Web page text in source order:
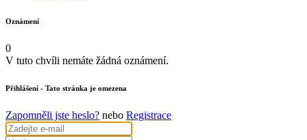
Oznámení
0
V tuto chvíli nemáte žádná oznámení.
Přihlášení - Tato stránka je omezena
Zapomněli jste heslo? nebo Registrace